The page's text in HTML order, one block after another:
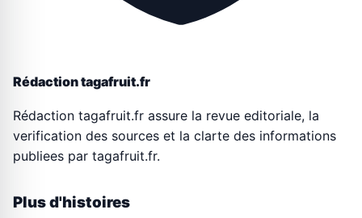
Rédaction tagafruit.fr
Rédaction tagafruit.fr assure la revue editoriale, la
verification des sources et la clarte des informations
publiees par tagafruit.fr.
Plus d'histoires